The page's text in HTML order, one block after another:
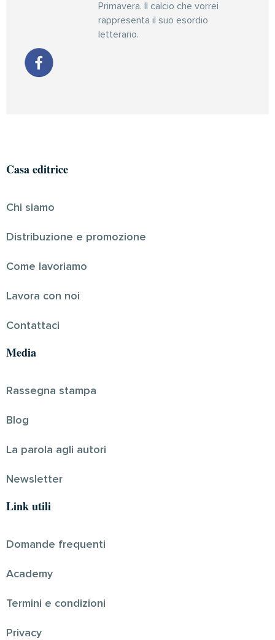
Primavera. Il calcio che vorrei
rappresenta il suo esordio
letterario.
Casa editrice
Chi siamo
Distribuzione e promozione
Come lavoriamo
Lavora con noi
Contattaci
Media
Rassegna stampa
Blog
La parola agli autori
Newsletter
Link utili
Domande frequenti
Academy
Termini e condizioni
Privacy